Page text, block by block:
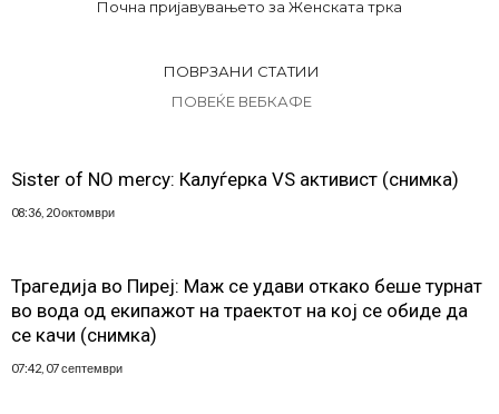
Почна пријавувањето за Женската трка
ПОВРЗАНИ СТАТИИ
ПОВЕЌЕ ВЕБКАФЕ
Sister of NO mercy: Калуѓерка VS активист (снимка)
08:36, 20 октомври
Трагедија во Пиреј: Маж се удави откако беше турнат
во вода од екипажот на траектот на кој се обиде да
се качи (снимка)
07:42, 07 септември